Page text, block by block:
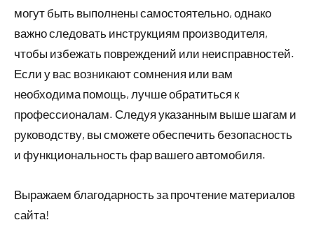
могут быть выполнены самостоятельно, однако
важно следовать инструкциям производителя,
чтобы избежать повреждений или неисправностей.
Если у вас возникают сомнения или вам
необходима помощь, лучше обратиться к
профессионалам. Следуя указанным выше шагам и
руководству, вы сможете обеспечить безопасность
и функциональность фар вашего автомобиля.
Выражаем благодарность за прочтение материалов
сайта!